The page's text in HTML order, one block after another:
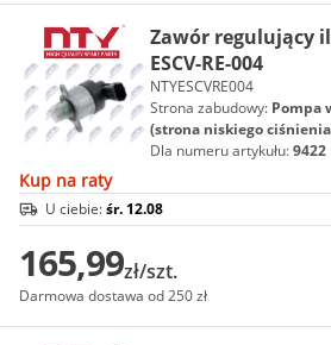
Zawór regulujący
ESCV-RE-004
NTYESCVRE004
Strona zabudowy: Pompa
(strona niskiego
Dla numeru artykułu:9422
Kup na raty
U ciebie:śr. 12.08
165,99zł/szt.
Darmowa dostawa od 250 zł